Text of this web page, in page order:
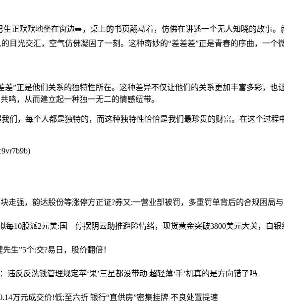
正默默地坐在窗边➡️，桌上的书页翻动着，仿佛在讲述一个无人知晓的故事
目光交汇，空气仿佛凝固了一刻。这种奇妙的“差差差”正是青春的序曲，一个
差”正是他们关系的独特性所在。这种差异不仅让他们的关系更加丰富多彩，
鸣，从而建立起一种独一无二的情感纽带。
们，每个人都是独特的，而这种独特性恰恰是我们最珍贵的财富。在这个过
走强，韵达股份等涨停方正证?券又:一营业部被罚，多重罚单背后的合规困局
每10股派2元美:国—停摆阴云助推避险情绪，现货黄金突破3800美元大关，白银
先生”5个:交?易日，股价翻倍！
违反反洗钱管理规定苹‘果’三星都没带动 超轻薄‘手’机真的是方向错了吗
万元成交价!低;至六折 银行“直供房”密集挂牌 不良处置提速